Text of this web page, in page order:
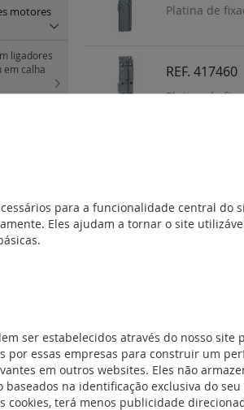
Platina de
REF. 417460
Platina de
Disjuntor
Disjuntor
motores
ligadores
em calha
de faca
acessórios
motores
corrente(6)
(6)
para a funcionalidade central do
Eles ajudam a tornar o site
ser estabelecidos através do nosso
por essas empresas para construir um
em outros websites. Eles não
baseados na identificação exclusiva do
cookies, terá menos publicidade